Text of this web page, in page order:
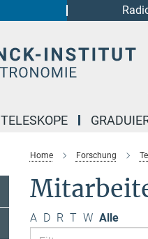
TELESKOPE
Home Forschung
A D R T W Alle